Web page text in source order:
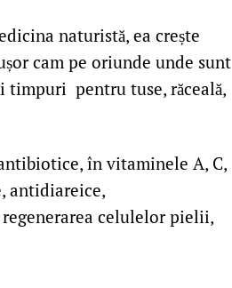
naturistă, ea crește
cam pe oriunde unde sunt
timpuri pentru tuse, răceală,
în vitaminele A, C,
antidiareice,
celulelor pielii,